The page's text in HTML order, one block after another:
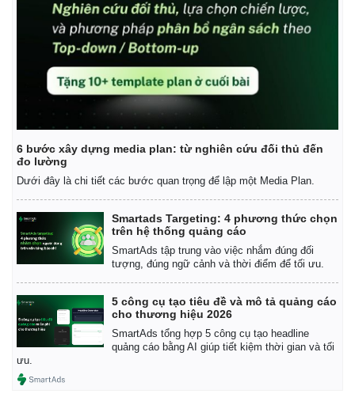
E-Magazine
Infographic
6 bước xây dựng media plan: từ nghiên cứu đối thủ đến
đo lường
Dưới đây là chi tiết các bước quan trọng để lập một Media Plan.
Smartads Targeting: 4 phương thức chọn
trên hệ thống quảng cáo
SmartAds tập trung vào việc nhắm đúng đối
tượng, đúng ngữ cảnh và thời điểm để tối ưu.
5 công cụ tạo tiêu đề và mô tả quảng cáo
cho thương hiệu 2026
SmartAds tổng hợp 5 công cụ tạo headline
quảng cáo bằng AI giúp tiết kiệm thời gian và tối
ưu.